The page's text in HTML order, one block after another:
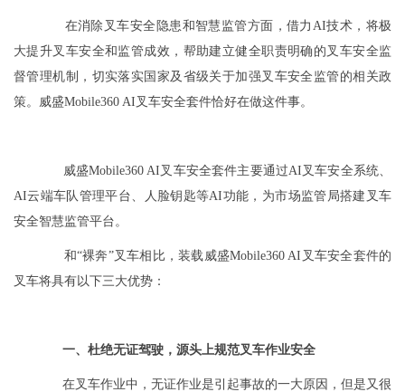
在消除叉车安全隐患和智慧监管方面，借力AI技术，将极
大提升叉车安全和监管成效，帮助建立健全职责明确的叉车安全监
督管理机制，切实落实国家及省级关于加强叉车安全监管的相关政
策。威盛Mobile360 AI叉车安全套件恰好在做这件事。
威盛Mobile360 AI叉车安全套件主要通过AI叉车安全系统、
AI云端车队管理平台、人脸钥匙等AI功能，为市场监管局搭建叉车
安全智慧监管平台。
和“裸奔”叉车相比，装载威盛Mobile360 AI叉车安全套件的
叉车将具有以下三大优势：
一、杜绝无证驾驶，源头上规范叉车作业安全
在叉车作业中，无证作业是引起事故的一大原因，但是又很